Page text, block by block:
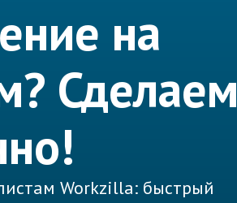
на
Сделаем
Workzilla: быстрый